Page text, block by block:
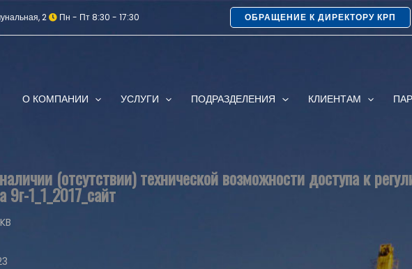
2 Пн - Пт 8:30 - 17:30 ОБРАЩЕНИЕ К ДИРЕКТОРУ КРП
О КОМПАНИИ УСЛУГИ ПОДРАЗДЕЛЕНИЯ КЛИЕНТАМ
(отсутствии) технической возможности доступа к
1_1_2017_сайт